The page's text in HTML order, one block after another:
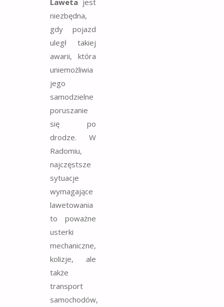
niezbędna,
gdy pojazd
uległ takiej
awarii, która
uniemożliwia
jego
samodzielne
poruszanie
się po
drodze. W
Radomiu,
najczęstsze
sytuacje
wymagające
lawetowania
to poważne
usterki
mechaniczne,
kolizje, ale
także
transport
samochodów,